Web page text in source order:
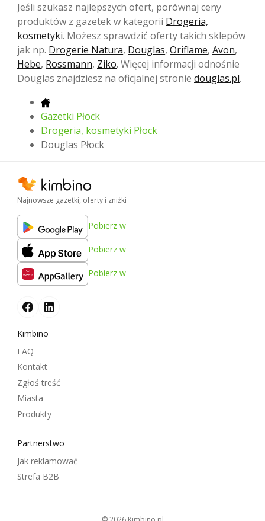
Jeśli szukasz najlepszych ofert, porównaj ceny
produktów z gazetek w kategorii Drogeria,
kosmetyki. Możesz sprawdzić oferty takich sklepów
jak np. Drogerie Natura, Douglas, Oriflame, Avon,
Hebe, Rossmann, Ziko. Więcej informacji odnośnie
Douglas znajdziesz na oficjalnej stronie douglas.pl.
Gazetki Płock
Drogeria, kosmetyki Płock
Douglas Płock
Najnowsze gazetki, oferty i zniżki
Pobierz w
Pobierz w
Pobierz w
Kimbino
FAQ
Kontakt
Zgłoś treść
Miasta
Produkty
Partnerstwo
Jak reklamować
Strefa B2B